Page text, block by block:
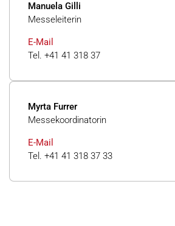
Manuela Gilli
Messeleiterin
E-Mail
Tel. +41 41 318 37
Myrta Furrer
Messekoordinatorin
E-Mail
Tel. +41 41 318 37 33